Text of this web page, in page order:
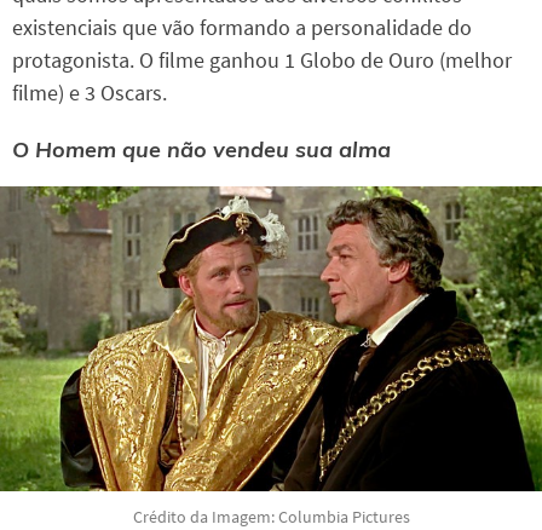
existenciais que vão formando a personalidade do
protagonista. O filme ganhou 1 Globo de Ouro (melhor
filme) e 3 Oscars.
O Homem que não vendeu sua alma
Crédito da Imagem: Columbia Pictures